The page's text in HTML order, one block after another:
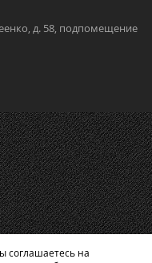
д. 58, подпомещение
соглашаетесь на